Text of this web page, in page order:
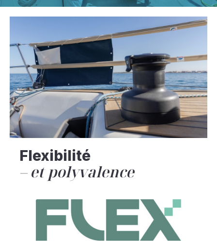
Flexibilité
et polyvalence